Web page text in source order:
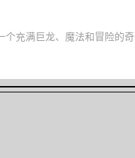
个充满巨龙、魔法和冒险的